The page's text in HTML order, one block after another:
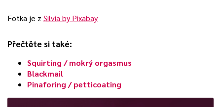
Fotka je z Silvia by Pixabay
Přečtěte si také:
Squirting / mokrý orgasmus
Blackmail
Pinaforing / petticoating